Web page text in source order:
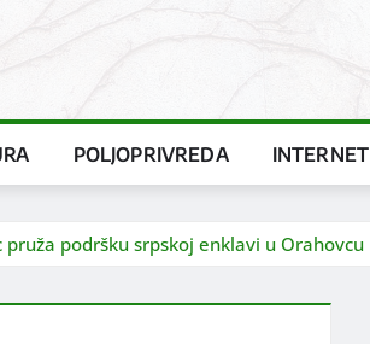
POLJOPRIVREDA INTERNET
podršku srpskoj enklavi u Orahovcu